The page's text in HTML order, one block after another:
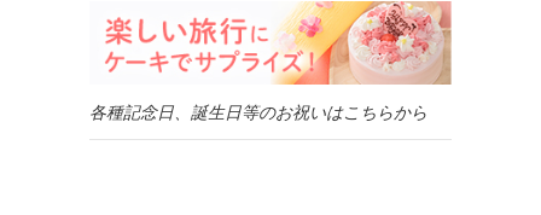
各種記念日、誕生日等のお祝いはこちらから